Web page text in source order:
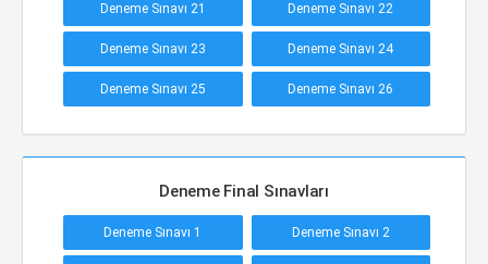
Deneme Sınavı 21 Deneme Sınavı 22
Deneme Sınavı 23 Deneme Sınavı 24
Deneme Sınavı 25 Deneme Sınavı 26
Deneme Final Sınavları
Deneme Sınavı 1 Deneme Sınavı 2